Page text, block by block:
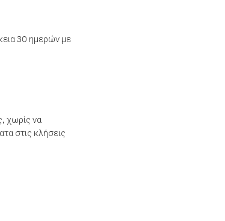
30 ημερών με
χωρίς να
στις κλήσεις